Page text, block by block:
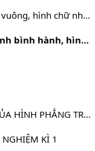
1. Chu vi, diện tích của hình vuông, hình chữ nhật, hình thang
2. Chu vi, diện tích của hình bình hành, hình thoi
CHƯƠNG V: TÍNH ĐỐI XỨNG CỦA HÌNH PHẲNG TRONG TỰ NHIÊN
KÌ 1